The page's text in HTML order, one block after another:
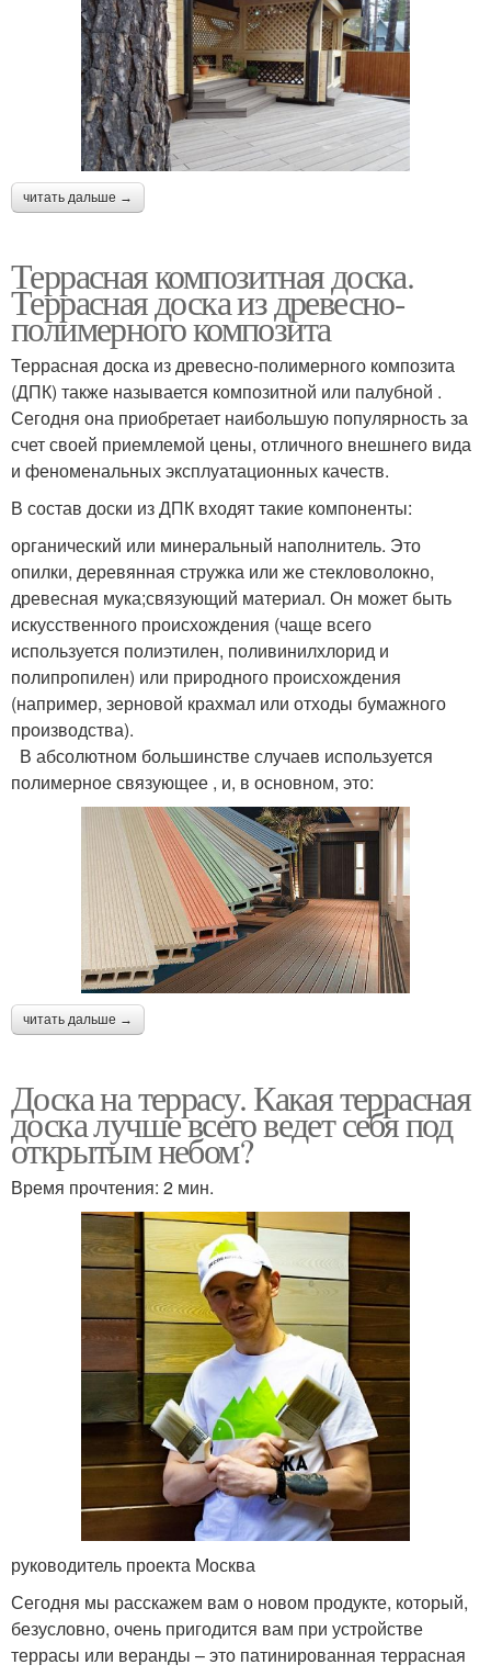
читать дальше →
Террасная композитная доска.
Террасная доска из древесно-
полимерного композита
Террасная доска из древесно-полимерного композита
(ДПК) также называется композитной или палубной .
Сегодня она приобретает наибольшую популярность за
счет своей приемлемой цены, отличного внешнего вида
и феноменальных эксплуатационных качеств.
В состав доски из ДПК входят такие компоненты:
органический или минеральный наполнитель. Это
опилки, деревянная стружка или же стекловолокно,
древесная мука;связующий материал. Он может быть
искусственного происхождения (чаще всего
используется полиэтилен, поливинилхлорид и
полипропилен) или природного происхождения
(например, зерновой крахмал или отходы бумажного
производства).
В абсолютном большинстве случаев используется
полимерное связующее , и, в основном, это:
читать дальше →
Доска на террасу. Какая террасная
доска лучше всего ведет себя под
открытым небом?
Время прочтения: 2 мин.
руководитель проекта Москва
Сегодня мы расскажем вам о новом продукте, который,
безусловно, очень пригодится вам при устройстве
террасы или веранды – это патинированная террасная